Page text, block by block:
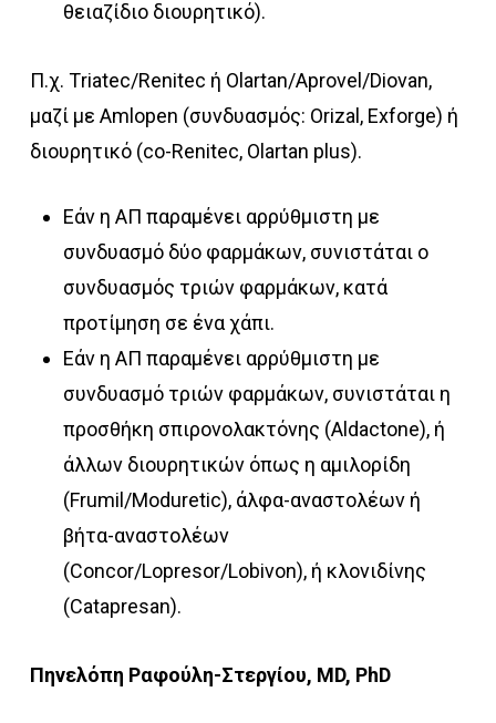
θειαζίδιο διουρητικό).
Π.χ. Τriatec/Renitec ή Οlartan/Aprovel/Diovan,
μαζί με Αmlopen (συνδυασμός: Orizal, Exforge) ή
διουρητικό (co-Renitec, Olartan plus).
Εάν η ΑΠ παραμένει αρρύθμιστη με
συνδυασμό δύο φαρμάκων, συνιστάται ο
συνδυασμός τριών φαρμάκων, κατά
προτίμηση σε ένα χάπι.
Εάν η ΑΠ παραμένει αρρύθμιστη με
συνδυασμό τριών φαρμάκων, συνιστάται η
προσθήκη σπιρονολακτόνης (Aldactone), ή
άλλων διουρητικών όπως η αμιλορίδη
(Frumil/Moduretic), άλφα-αναστολέων ή
βήτα-αναστολέων
(Concor/Lopresor/Lobivon), ή κλονιδίνης
(Catapresan).
Πηνελόπη Ραφούλη-Στεργίου, MD, PhD